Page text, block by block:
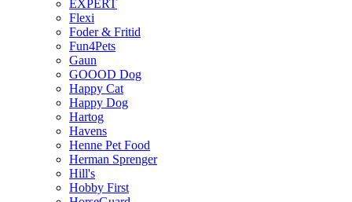
EXPERT
Flexi
Foder & Fritid
Fun4Pets
Gaun
GOOOD Dog
Happy Cat
Happy Dog
Hartog
Havens
Henne Pet Food
Herman Sprenger
Hill's
Hobby First